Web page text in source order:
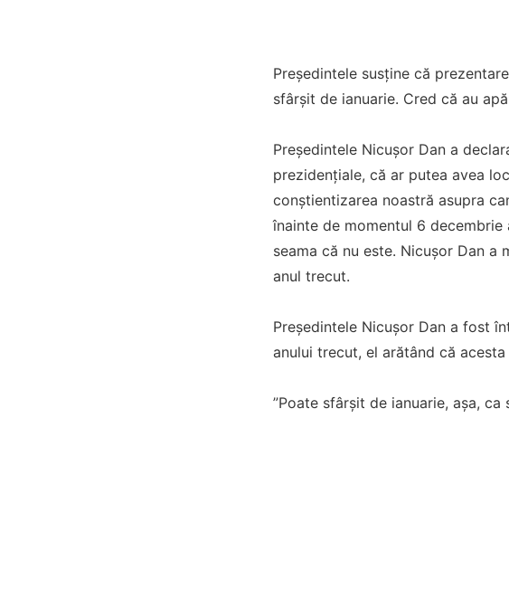
Preşedintele susţine că
sfârşit de ianuarie. Cred că au
Preşedintele Nicuşor Dan a
prezidenţiale, că ar putea avea
conştientizarea noastră asupra
înainte de momentul 6
seama că nu este. Nicuşor Dan
anul trecut.
Preşedintele Nicuşor Dan a fost
anului trecut, el arătând că
”Poate sfârşit de ianuarie, aşa,